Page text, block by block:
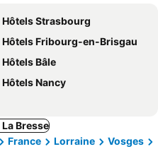
Hôtels Strasbourg
Hôtels Fribourg-en-Brisgau
Hôtels Bâle
Hôtels Nancy
Bresse
France Lorraine
Vosges